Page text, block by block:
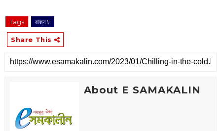
Tags রাজ্য#
Share This
About E SAMAKALIN